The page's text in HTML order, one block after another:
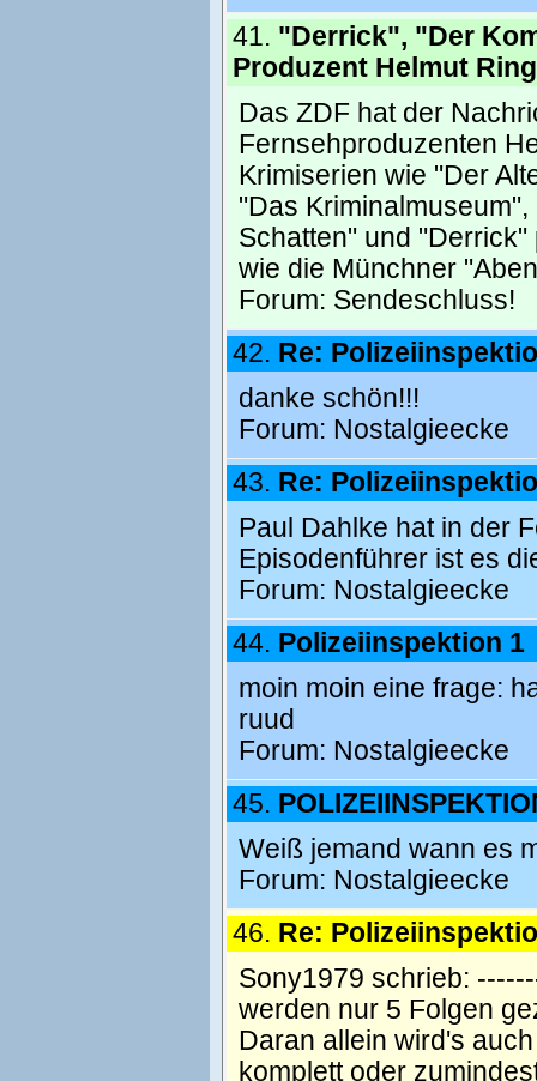
41. "Derrick", "Der
Produzent Helmut
Das ZDF hat der
Fernsehproduzenten
Krimiserien wie "Der
"Das
Schatten" und
wie die Münchner
Forum: Sendeschluss!
42. Re:
danke schön!!!
Forum: Nostalgieecke
43. Re:
Paul Dahlke hat in der
Episodenführer ist es
Forum: Nostalgieecke
44. Polizeiinspektion 1
moin moin eine frage:
ruud
Forum: Nostalgieecke
45.
Weiß jemand wann es
Forum: Nostalgieecke
46. Re:
Sony1979 schrieb:
werden nur 5 Folgen
Daran allein wird's
komplett oder